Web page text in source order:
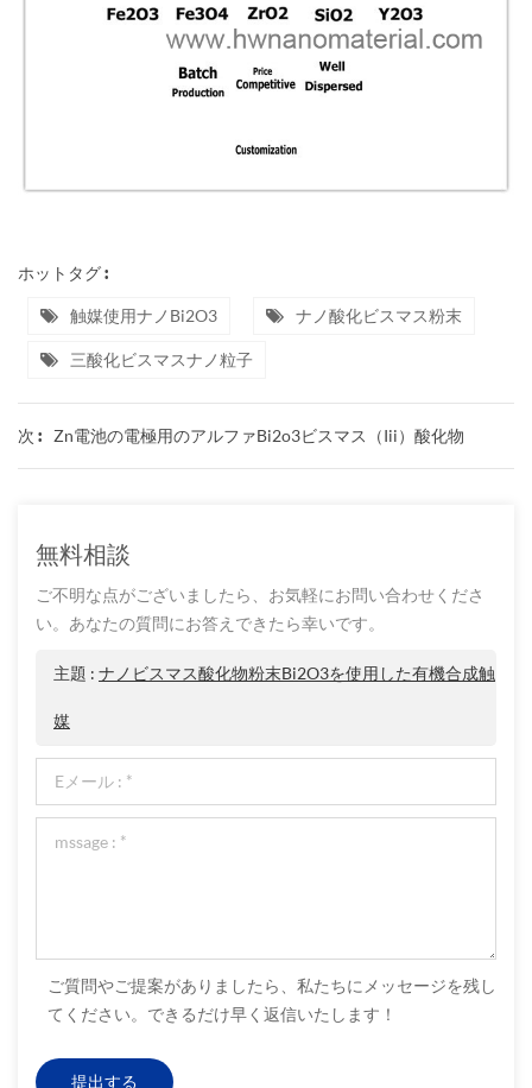
ホットタグ :
触媒使用ナノBi2O3 ナノ酸化ビスマス粉末
三酸化ビスマスナノ粒子
次 : Zn電池の電極用のアルファbi2o3ビスマス（iii）酸化物
無料相談
ご不明な点がございましたら、お気軽にお問い合わせくださ
い。あなたの質問にお答えできたら幸いです。
主題 : ナノビスマス酸化物粉末Bi2O3を使用した有機合成触
媒
ご質問やご提案がありましたら、私たちにメッセージを残し
てください。できるだけ早く返信いたします！